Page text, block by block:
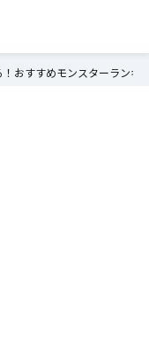
！おすすめモンスターランキ